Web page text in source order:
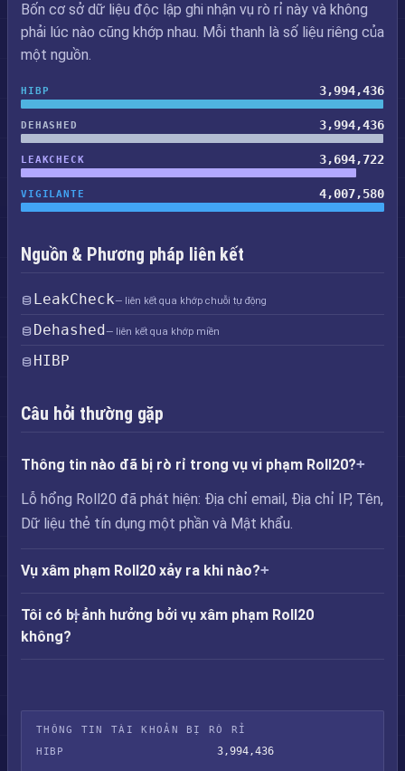
Bốn cơ sở dữ liệu độc lập ghi nhận vụ rò rỉ này và không
phải lúc nào cũng khớp nhau. Mỗi thanh là số liệu riêng của
một nguồn.
HIBP 3,994,436
DEHASHED 3,994,436
LEAKCHECK 3,694,722
VIGILANTE 4,007,580
Nguồn & Phương pháp liên kết
LeakCheck— liên kết qua khớp chuỗi tự động
Dehashed— liên kết qua khớp miền
HIBP
Câu hỏi thường gặp
Thông tin nào đã bị rò rỉ trong vụ vi phạm Roll20?
Lỗ hổng Roll20 đã phát hiện: Địa chỉ email, Địa chỉ IP, Tên,
Dữ liệu thẻ tín dụng một phần và Mật khẩu.
Vụ xâm phạm Roll20 xảy ra khi nào?
Tôi có bị ảnh hưởng bởi vụ xâm phạm Roll20
không?
THÔNG TIN TÀI KHOẢN BỊ RÒ RỈ
HIBP
3,994,436